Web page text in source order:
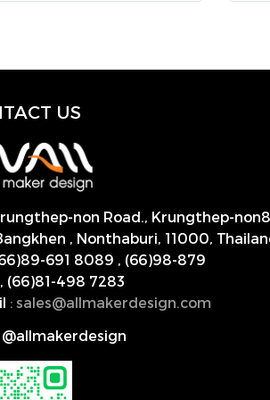
US
non Road., Krungthep-non8
, Nonthaburi, 11000,
691 8089 , (66)98-879
, (66)81-498 7283
: sales@allmakerdesign.com
@allmakerdesign